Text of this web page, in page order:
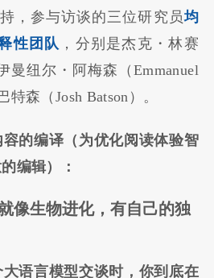
持，参与访谈的三位研究员均
性团队 ，分别是杰克・林赛
曼纽尔・阿梅森（Emmanuel
森（Josh Batson）。
的编译（为优化阅读体验智
编辑）：
像生物进化，有自己的独
语言模型交谈时，你到底在